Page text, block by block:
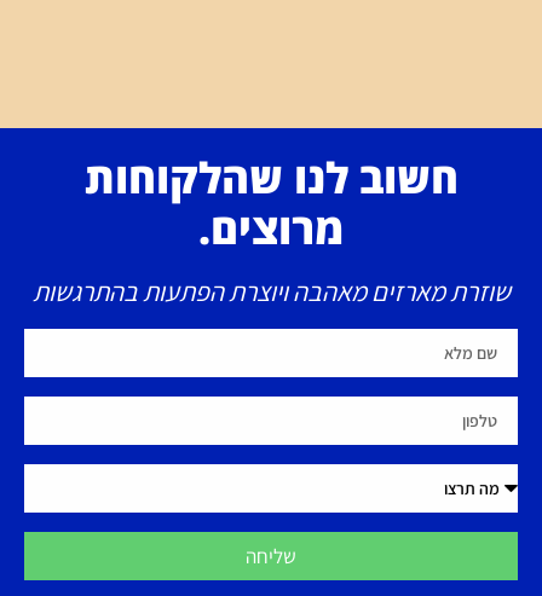
חשוב לנו שהלקוחות
מרוצים.
שוזרת מארזים מאהבה ויוצרת הפתעות בהתרגשות
שליחה